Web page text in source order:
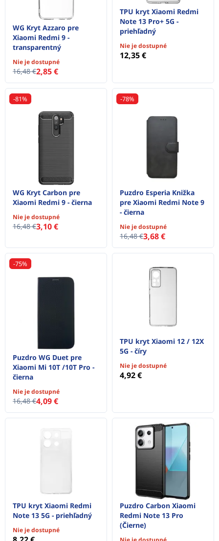
WG Kryt Azzaro pre
Xiaomi Redmi 9 -
transparentný
Nie je dostupné
16,48 €2,85 €
TPU kryt Xiaomi Redmi
Note 13 Pro+ 5G -
priehľadný
Nie je dostupné
12,35 €
-81%
WG Kryt Carbon pre
Xiaomi Redmi 9 - čierna
Nie je dostupné
16,48 €3,10 €
-78%
Puzdro Esperia Knižka
pre Xiaomi Redmi Note 9
- čierna
Nie je dostupné
16,48 €3,68 €
-75%
Puzdro WG Duet pre
Xiaomi Mi 10T /10T Pro -
čierna
Nie je dostupné
16,48 €4,09 €
TPU kryt Xiaomi 12 / 12X
5G - číry
Nie je dostupné
4,92 €
TPU kryt Xiaomi Redmi
Note 13 5G - priehľadný
Nie je dostupné
Puzdro Carbon Xiaomi
Redmi Note 13 Pro
(Čierne)